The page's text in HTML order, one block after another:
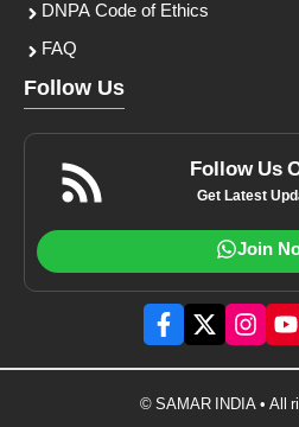
DNPA Code of Ethics
FAQ
Follow Us
Follow Us
Get Latest
Join
© SAMAR INDIA • All